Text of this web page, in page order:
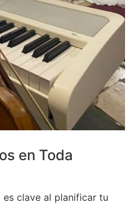
en Toda
es clave al planificar tu